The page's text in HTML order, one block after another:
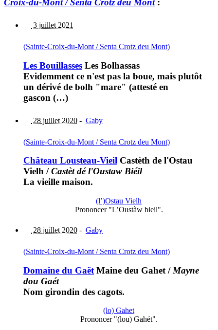
Croix-du-Mont / Senta Crotz deu Mont:
3 juillet 2021
(Sainte-Croix-du-Mont / Senta Crotz deu Mont)
Les Bouillasses Les Bolhassas
Evidemment ce n'est pas la boue, mais plutôt
un dérivé de bolh "mare" (attesté en
gascon (…)
28 juillet 2020 - Gaby
(Sainte-Croix-du-Mont / Senta Crotz deu Mont)
Château Lousteau-Vieil Castèth de l'Ostau
Vielh /Castèt dé l'Oustaw Biéil
La vieille maison.
(l’)Ostau Vielh
Prononcer "L’Oustàw bieil".
28 juillet 2020 - Gaby
(Sainte-Croix-du-Mont / Senta Crotz deu Mont)
Domaine du Gaët Maine deu Gahet / Mayne
dou Gaét
Nom girondin des cagots.
(lo) Gahet
Prononcer "(lou) Gahét".